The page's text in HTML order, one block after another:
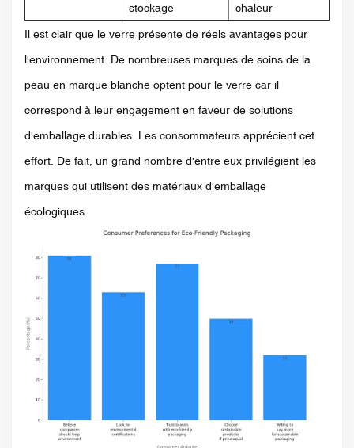
stockage
chaleur
Il est clair que le verre présente de réels avantages pour
l'environnement. De nombreuses marques de soins de la
peau en marque blanche optent pour le verre car il
correspond à leur engagement en faveur de solutions
d'emballage durables. Les consommateurs apprécient cet
effort. De fait, un grand nombre d'entre eux privilégient les
marques qui utilisent des matériaux d'emballage
écologiques.